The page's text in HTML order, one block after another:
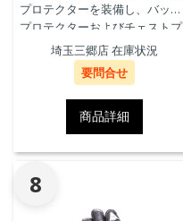
プロテクターを装備し、バック
プロテクターおよびチェストプ
ロテクターにも対応していま
埼玉三郷店 在庫状況
要問合せ
商品詳細
8